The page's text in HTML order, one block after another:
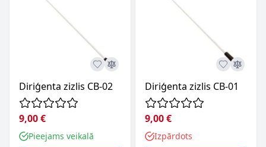
Diriģenta zizlis CB-02
9,00 €
Pieejams veikalā
Diriģenta zizlis CB-01
9,00 €
Izpārdots